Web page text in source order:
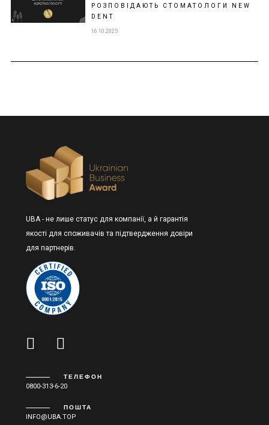
РОЗПОВІДАЮТЬ СТОМАТОЛОГИ NEW
DENT
16.10.2025
UBA - не лише статус для компанії, а й гарантія
якості для споживачів та підтвердження довіри
для партнерів.
ТЕЛЕФОН
0800-313-6-20
ПОШТА
INFO@UBA.TOP